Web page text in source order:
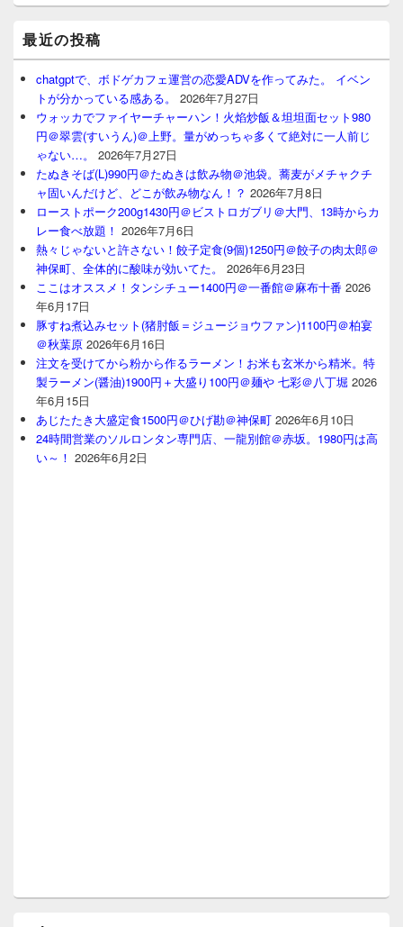
最近の投稿
chatgptで、ボドゲカフェ運営の恋愛ADVを作ってみた。 イベン
トが分かっている感ある。
2026年7月27日
ウォッカでファイヤーチャーハン！火焰炒飯＆坦坦面セット980
円＠翠雲(すいうん)＠上野。量がめっちゃ多くて絶対に一人前じ
ゃない…。
2026年7月27日
たぬきそば(L)990円＠たぬきは飲み物＠池袋。蕎麦がメチャクチ
ャ固いんだけど、どこが飲み物なん！？ 2026年7月8日
ローストポーク200g1430円＠ビストロガブリ＠大門、13時からカ
レー食べ放題！ 2026年7月6日
熱々じゃないと許さない！餃子定食(9個)1250円＠餃子の肉太郎＠
神保町、全体的に酸味が効いてた。
2026年6月23日
ここはオススメ！タンシチュー1400円＠一番館＠麻布十番 2026
年6月17日
豚すね煮込みセット(猪肘飯＝ジュージョウファン)1100円＠柏宴
＠秋葉原 2026年6月16日
注文を受けてから粉から作るラーメン！お米も玄米から精米。特
製ラーメン(醤油)1900円＋大盛り100円＠麺や 七彩＠八丁堀 2026
年6月15日
あじたたき大盛定食1500円＠ひげ勘＠神保町 2026年6月10日
24時間営業のソルロンタン専門店、一龍別館＠赤坂。1980円は高
い～！ 2026年6月2日